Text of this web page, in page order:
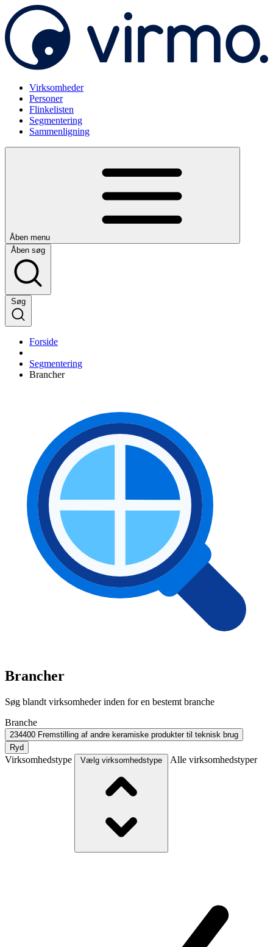
Virksomheder
Personer
Flinkelisten
Segmentering
Sammenligning
Åben menu
Åben søg
Søg
Forside
Segmentering
Brancher
Brancher
Søg blandt virksomheder inden for en bestemt branche
Branche
234400 Fremstilling af andre keramiske produkter til teknisk brug
Ryd
Virksomhedstype Vælg virksomhedstype Alle virksomhedstyper